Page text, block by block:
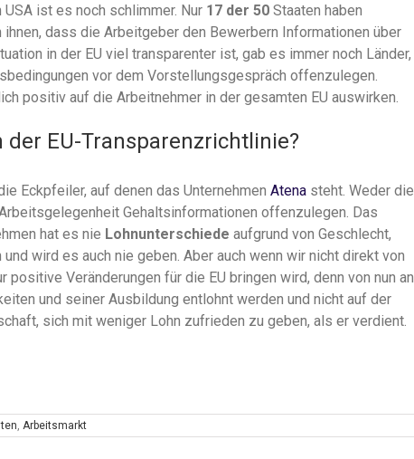
ist es noch schlimmer. Nur 17 der 50 Staaten haben
dass die Arbeitgeber den Bewerbern Informationen über
in der EU viel transparenter ist, gab es immer noch Länder,
vor dem Vorstellungsgespräch offenzulegen.
positiv auf die Arbeitnehmer in der gesamten EU auswirken.
EU-Transparenzrichtlinie?
Eckpfeiler, auf denen das Unternehmen Atena steht. Weder die
Gehaltsinformationen offenzulegen. Das
hat es nie Lohnunterschiede aufgrund von Geschlecht,
wird es auch nie geben. Aber auch wenn wir nicht direkt von
Veränderungen für die EU bringen wird, denn von nun an
und seiner Ausbildung entlohnt werden und nicht auf der
sich mit weniger Lohn zufrieden zu geben, als er verdient.
, Arbeitsmarkt